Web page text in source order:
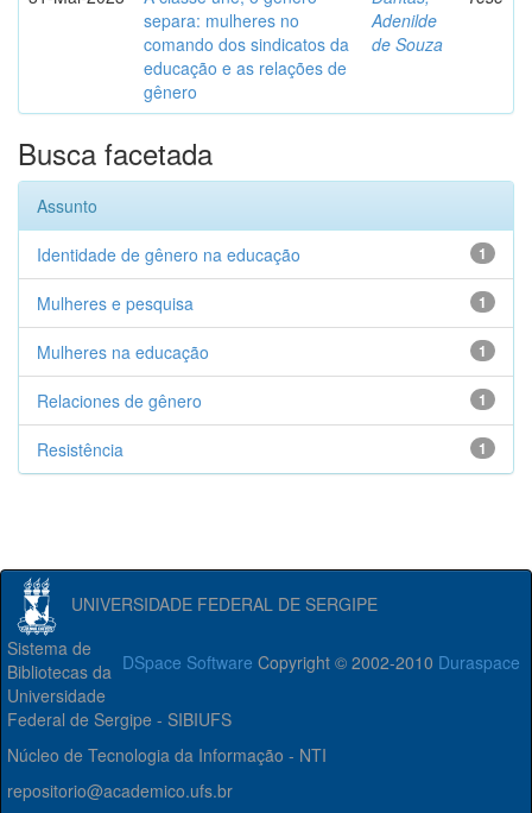
separa: mulheres no
comando dos sindicatos da
educação e as relações de
gênero
Adenilde
de Souza
Busca facetada
Assunto
1
Identidade de gênero na educação
1
Mulheres e pesquisa
1
Mulheres na educação
1
Relaciones de gênero
1
Resistência
UNIVERSIDADE FEDERAL DE SERGIPE
DSpace Software Copyright © 2002-2010 Duraspace
Sistema de
Bibliotecas da
Universidade
Federal de Sergipe - SIBIUFS
Núcleo de Tecnologia da Informação - NTI
repositorio@academico.ufs.br